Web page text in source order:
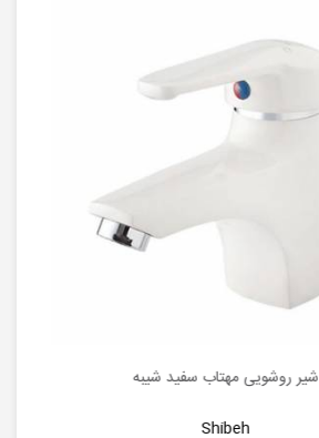
شیر روشویی مهتاب سفید شیبه
Shibeh